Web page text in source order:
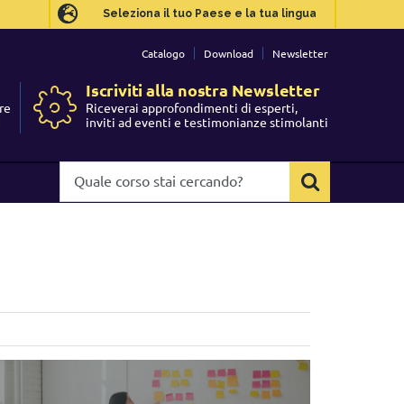
Seleziona il tuo Paese e la tua lingua
Catalogo Download Newsletter
Iscriviti alla nostra Newsletter
Riceverai approfondimenti di esperti,
inviti ad eventi e testimonianze stimolanti
corso
Seleziona il tuo Paese e la tua lingua
Catalogo Download Newsletter
Iscriviti alla nostra Newsletter
Riceverai approfondimenti di esperti,
inviti ad eventi e testimonianze stimolanti
corso